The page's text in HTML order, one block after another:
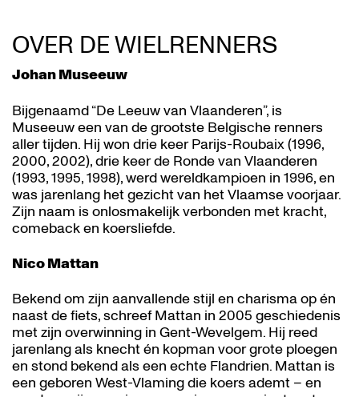
OVER DE WIELRENNERS
Johan Museeuw
Bijgenaamd “De Leeuw van Vlaanderen”, is
Museeuw een van de grootste Belgische renners
aller tijden. Hij won drie keer Parijs-Roubaix (1996,
2000, 2002), drie keer de Ronde van Vlaanderen
(1993, 1995, 1998), werd wereldkampioen in 1996, en
was jarenlang het gezicht van het Vlaamse voorjaar.
Zijn naam is onlosmakelijk verbonden met kracht,
comeback en koersliefde.
Nico Mattan
Bekend om zijn aanvallende stijl en charisma op én
naast de fiets, schreef Mattan in 2005 geschiedenis
met zijn overwinning in Gent-Wevelgem. Hij reed
jarenlang als knecht én kopman voor grote ploegen
en stond bekend als een echte Flandrien. Mattan is
een geboren West-Vlaming die koers ademt – en